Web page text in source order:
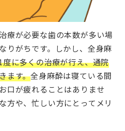
療が必要な歯の本数が多い場
りがちです。しかし、全身麻
度に多くの治療が行え、通院
ます。全身麻酔は寝ている間
口が疲れることはありませ
方や、忙しい方にとってメリ